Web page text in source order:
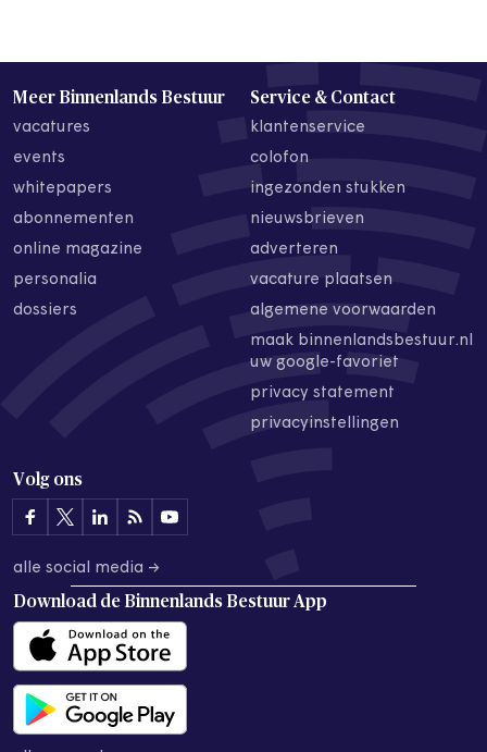
Meer Binnenlands Bestuur
vacatures
events
whitepapers
abonnementen
online magazine
personalia
dossiers
Service & Contact
klantenservice
colofon
ingezonden stukken
nieuwsbrieven
adverteren
vacature plaatsen
algemene voorwaarden
maak binnenlandsbestuur.nl
uw google-favoriet
privacy statement
privacyinstellingen
Volg ons
alle social media →
Download de Binnenlands Bestuur App